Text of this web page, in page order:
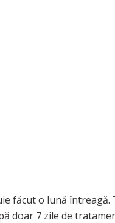
făcut o lună
doar 7 zile de